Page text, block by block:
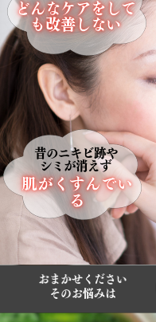
どんなケアをして
も改善しない
昔のニキビ跡や
シミが消えず
肌がくすんでい
る
おまかせください
そのお悩みは